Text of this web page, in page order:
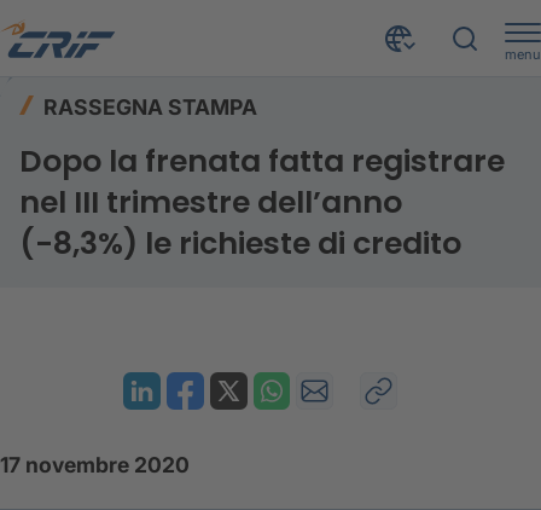
menu
RASSEGNA STAMPA
Dopo la frenata fatta registrare
nel III trimestre dell’anno
(-8,3%) le richieste di credito
17 novembre 2020